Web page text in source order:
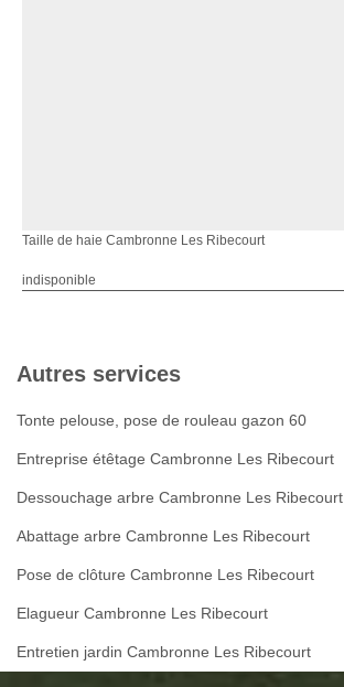
Taille de haie Cambronne Les Ribecourt
indisponible
Autres services
Tonte pelouse, pose de rouleau gazon 60
Entreprise étêtage Cambronne Les Ribecourt
Dessouchage arbre Cambronne Les Ribecourt
Abattage arbre Cambronne Les Ribecourt
Pose de clôture Cambronne Les Ribecourt
Elagueur Cambronne Les Ribecourt
Entretien jardin Cambronne Les Ribecourt